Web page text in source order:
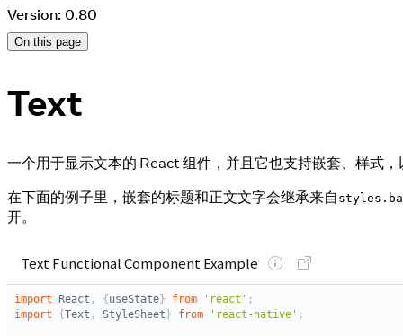
Version: 0.80
On this page
Text
一个用于显示文本的 React 组件，并且它也支持嵌套、样式
在下面的例子里，嵌套的标题和正文文字会继承来自
开。